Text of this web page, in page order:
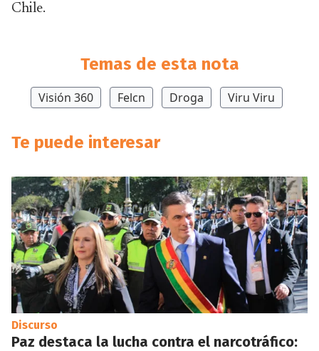
Chile.
Temas de esta nota
Visión 360 Felcn Droga Viru Viru
Te puede interesar
Discurso
Paz destaca la lucha contra el narcotráfico: